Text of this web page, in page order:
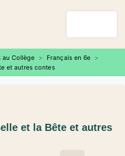
au Collège > Français en 6e >
et autres contes
et la Bête et autres